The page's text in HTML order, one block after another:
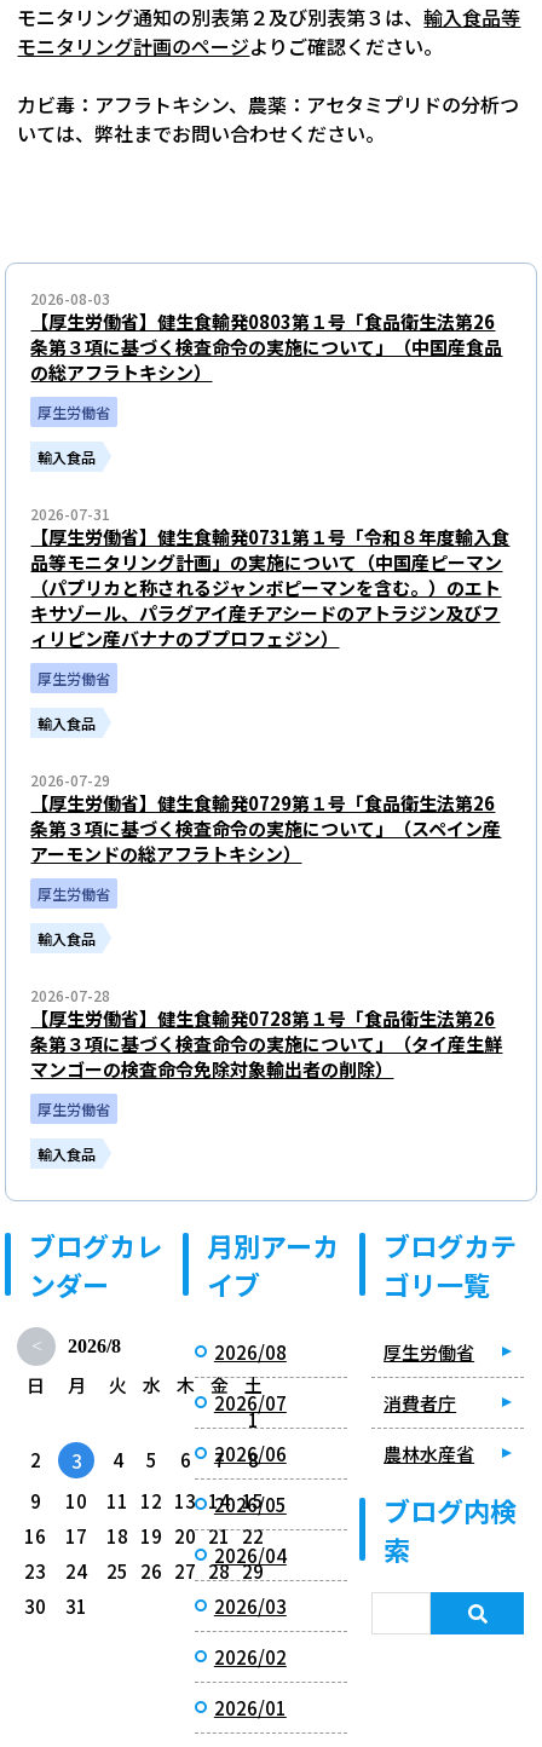
モニタリング通知の別表第２及び別表第３は、輸入食品等
モニタリング計画のページよりご確認ください。
カビ毒：アフラトキシン、農薬：アセタミプリドの分析つ
いては、弊社までお問い合わせください。
2026-08-03
【厚生労働省】健生食輸発0803第１号「食品衛生法第26
条第３項に基づく検査命令の実施について」（中国産食品
の総アフラトキシン）
厚生労働省
輸入食品
2026-07-31
【厚生労働省】健生食輸発0731第１号「令和８年度輸入食
品等モニタリング計画」の実施について（中国産ピーマン
（パプリカと称されるジャンボピーマンを含む。）のエト
キサゾール、パラグアイ産チアシードのアトラジン及びフ
ィリピン産バナナのブプロフェジン）
厚生労働省
輸入食品
2026-07-29
【厚生労働省】健生食輸発0729第１号「食品衛生法第26
条第３項に基づく検査命令の実施について」（スペイン産
アーモンドの総アフラトキシン）
厚生労働省
輸入食品
2026-07-28
【厚生労働省】健生食輸発0728第１号「食品衛生法第26
条第３項に基づく検査命令の実施について」（タイ産生鮮
マンゴーの検査命令免除対象輸出者の削除）
厚生労働省
輸入食品
ブログカレ
ンダー
< 2026/8
日 月 火 水 木 金
土
1
2
3 4 5 6 7
8
9
10 11 12 13 14 15
16
17 18 19 20 21 22
23
24 25 26 27 28 29
30
31
月別アーカ
イブ
2026/08
2026/07
2026/06
2026/05
2026/04
2026/03
2026/02
2026/01
ブログカテ
ゴリ一覧
厚生労働省
消費者庁
農林水産省
ブログ内検
索